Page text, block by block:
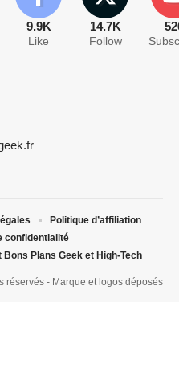
9.9K
Like
14.7K
Follow
réservés - Marque et logos déposés
Politique d’affiliation
confidentialité
Plans Geek et High-Tech